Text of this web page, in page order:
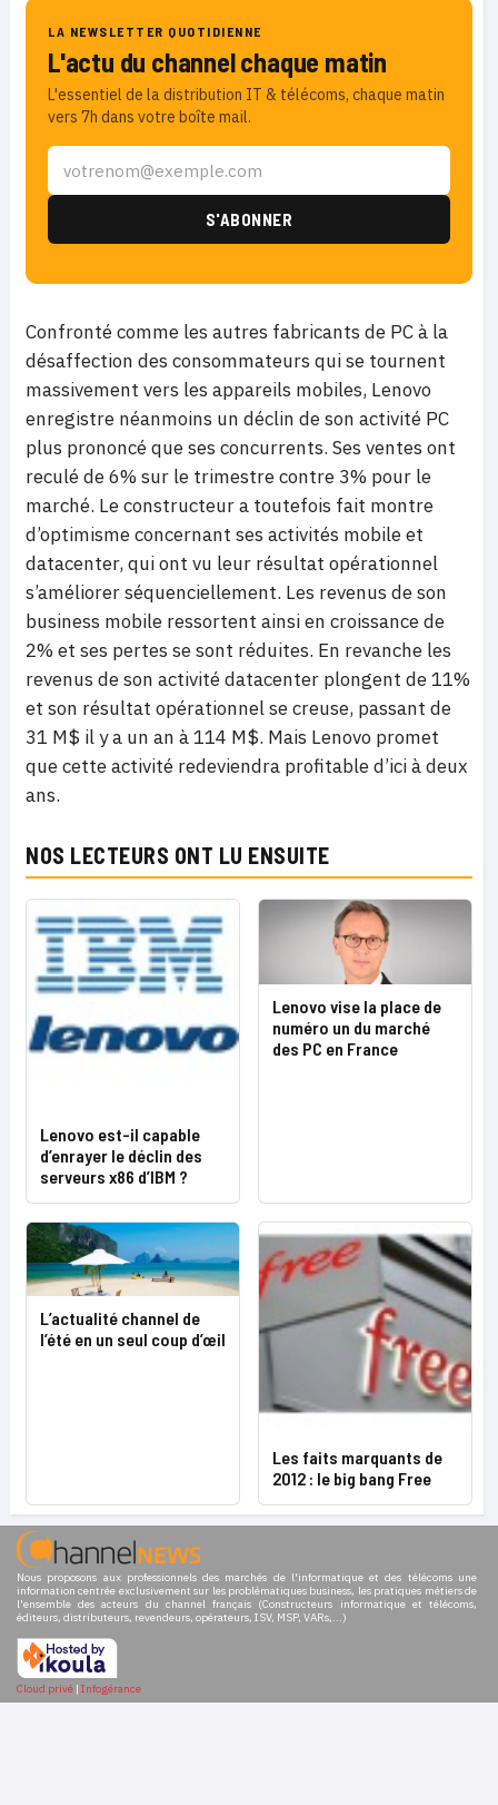
LA NEWSLETTER QUOTIDIENNE
L'actu du channel chaque matin
L'essentiel de la distribution IT & télécoms, chaque matin
vers 7h dans votre boîte mail.
Confronté comme les autres fabricants de PC à la
désaffection des consommateurs qui se tournent
massivement vers les appareils mobiles, Lenovo
enregistre néanmoins un déclin de son activité PC
plus prononcé que ses concurrents. Ses ventes ont
reculé de 6% sur le trimestre contre 3% pour le
marché. Le constructeur a toutefois fait montre
d’optimisme concernant ses activités mobile et
datacenter, qui ont vu leur résultat opérationnel
s’améliorer séquenciellement. Les revenus de son
business mobile ressortent ainsi en croissance de
2% et ses pertes se sont réduites. En revanche les
revenus de son activité datacenter plongent de 11%
et son résultat opérationnel se creuse, passant de
31 M$ il y a un an à 114 M$. Mais Lenovo promet
que cette activité redeviendra profitable d’ici à deux
ans.
NOS LECTEURS ONT LU ENSUITE
Lenovo est-il capable
d’enrayer le déclin des
serveurs x86 d’IBM ?
Lenovo vise la place de
numéro un du marché
des PC en France
L’actualité channel de
l’été en un seul coup d’œil
Les faits marquants de
2012 : le big bang Free
Nous proposons aux professionnels des marchés de l'informatique et des télécoms une
information centrée exclusivement sur les problématiques business, les pratiques métiers de
l'ensemble des acteurs du channel français (Constructeurs informatique et télécoms,
éditeurs, distributeurs, revendeurs, opérateurs, ISV, MSP, VARs,...)
Cloud privé | Infogérance